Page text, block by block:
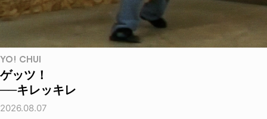
YO! CHUI
ゲッツ！
──キレッキレ
2026.08.07